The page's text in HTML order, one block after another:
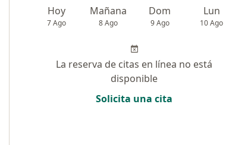
Hoy
7 Ago
Mañana
8 Ago
Dom
9 Ago
Lun
10 Ago
La reserva de citas en línea no está
disponible
Solicita una cita